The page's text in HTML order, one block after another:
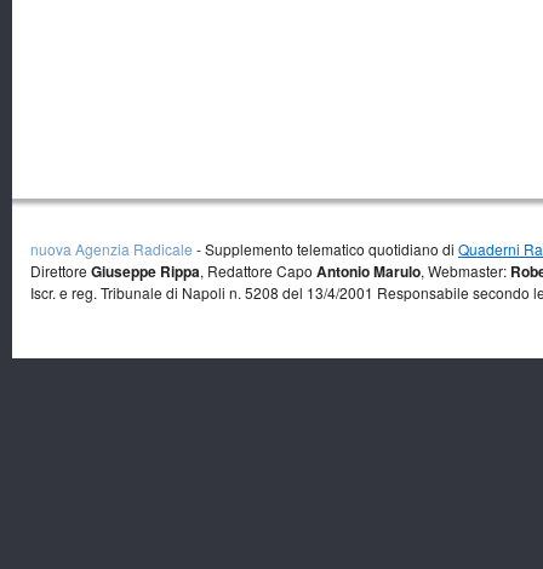
nuova Agenzia Radicale - Supplemento telematico quotidiano di Quaderni
Direttore Giuseppe Rippa, Redattore Capo Antonio Marulo, Webmaster:
Iscr. e reg. Tribunale di Napoli n. 5208 del 13/4/2001 Responsabile secondo